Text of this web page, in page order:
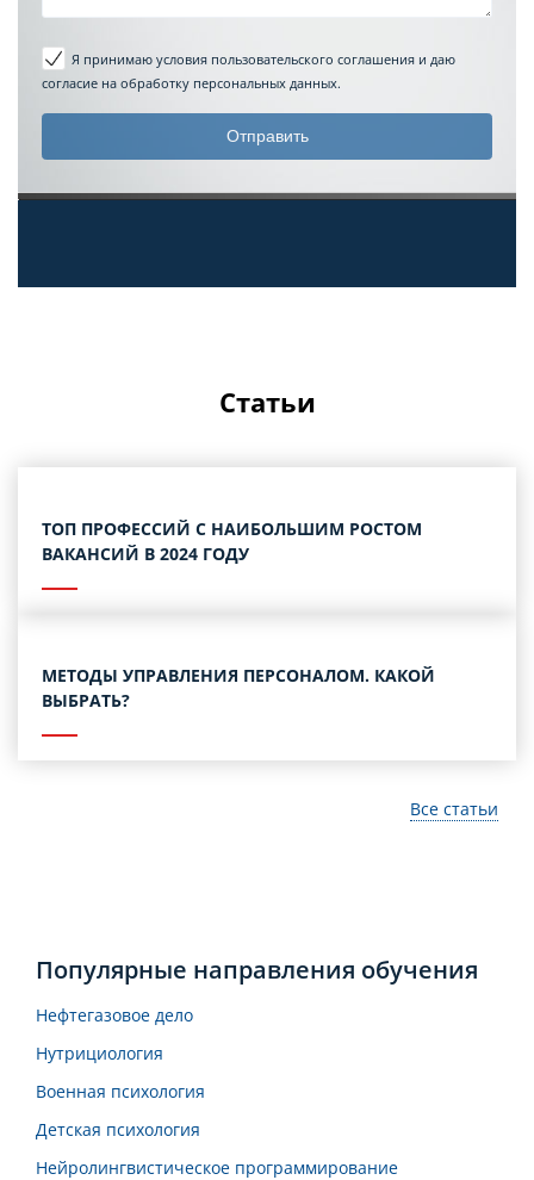
Я принимаю условия пользовательского соглашения и даю
согласие на обработку персональных данных.
Статьи
ТОП ПРОФЕССИЙ С НАИБОЛЬШИМ РОСТОМ
ВАКАНСИЙ В 2024 ГОДУ
МЕТОДЫ УПРАВЛЕНИЯ ПЕРСОНАЛОМ. КАКОЙ
ВЫБРАТЬ?
Все статьи
Популярные направления обучения
Нефтегазовое дело
Нутрициология
Военная психология
Детская психология
Нейролингвистическое программирование